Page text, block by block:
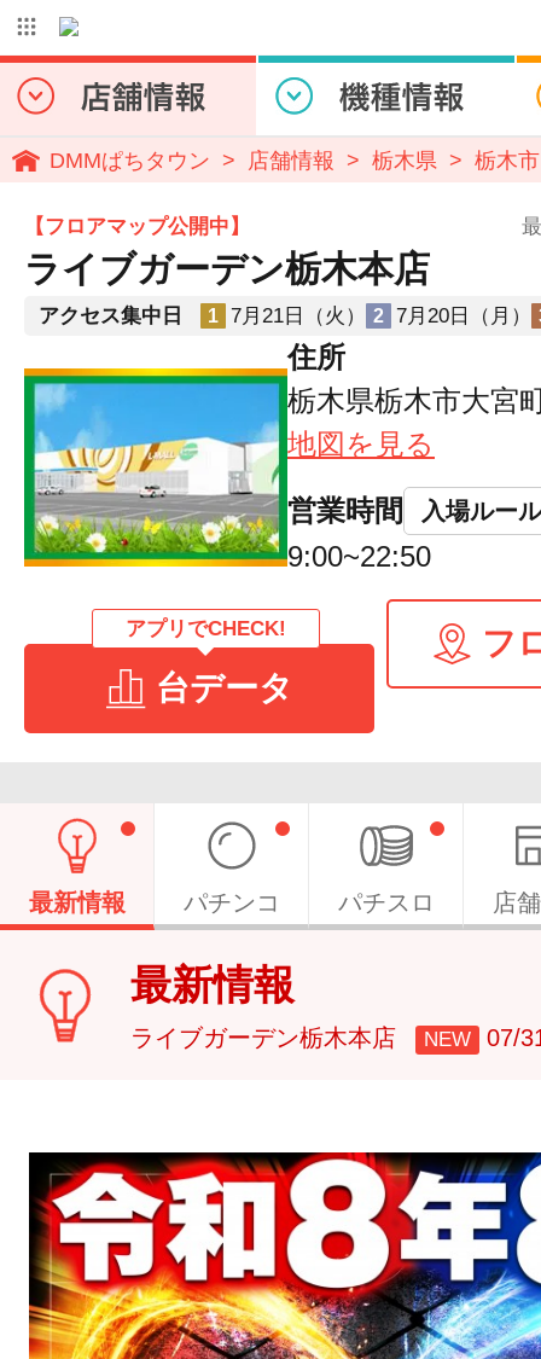
DMMぱちタウン 店舗情報 栃木県 栃木市
【フロアマップ公開中】
ライブガーデン栃木本店
アクセス集中日 1 7月21日（火） 2 7月20日（月）
住所
栃木県栃木市大宮
地図を見る
営業時間 入場ルール
9:00~22:50
アプリでCHECK!
台データ
フ
最新情報 パチンコ パチスロ 店
最新情報
ライブガーデン栃木本店 NEW 07/